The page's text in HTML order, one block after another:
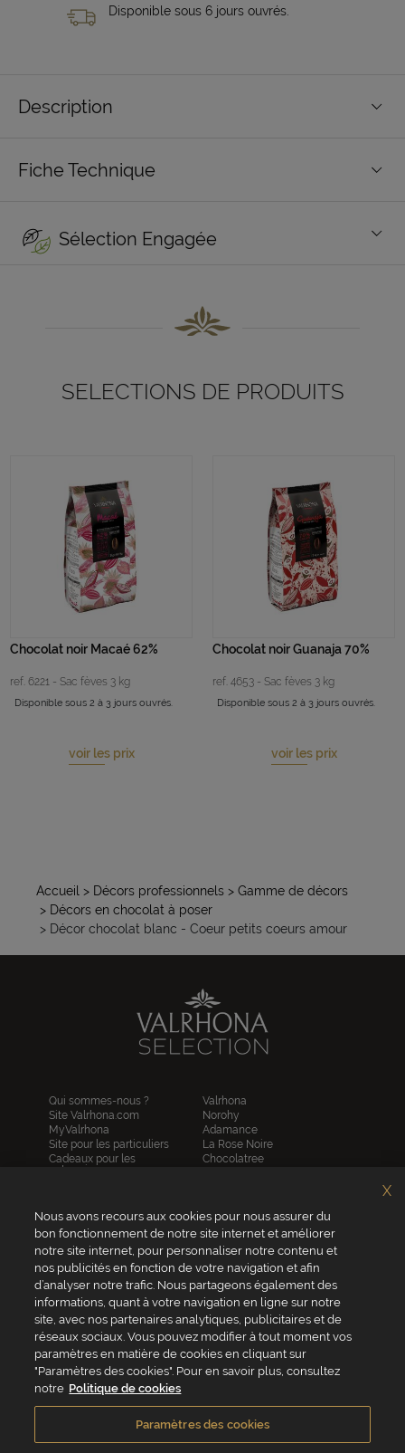
Disponible sous 6 jours ouvrés.
Description
Fiche Technique
Sélection Engagée
SELECTIONS DE PRODUITS
Chocolat noir Macaé 62%
ref. 6221 - Sac fèves 3 kg
Disponible sous 2 à 3 jours ouvrés.
voir les prix
Chocolat noir Guanaja 70%
ref. 4653 - Sac fèves 3 kg
Disponible sous 2 à 3 jours ouvrés.
voir les prix
Accueil > Décors professionnels > Gamme de décors
> Décors en chocolat à poser
> Décor chocolat blanc - Coeur petits coeurs amour
Qui sommes-nous ?
Site Valrhona.com
MyValrhona
Site pour les particuliers
Cadeaux pour les
entreprises
Contactez-nous
Valrhona
Norohy
Adamance
La Rose Noire
Chocolatree
Republica del cacao
Service client
04 75 07 51 51
Du lundi au jeudi : 8h - 18h
Le vendredi : 8h - 17h
VALRHONA FRANCE - ZA Les Fleurons - 315 Allée des Bergerons -
Conditions générales de vente Politique de cookies Vie privée
Nous avons recours aux cookies pour nous assurer du
bon fonctionnement de notre site internet et améliorer
notre site internet, pour personnaliser notre contenu et
nos publicités en fonction de votre navigation et afin
d’analyser notre trafic. Nous partageons également des
informations, quant à votre navigation en ligne sur notre
site, avec nos partenaires analytiques, publicitaires et de
réseaux sociaux. Vous pouvez modifier à tout moment vos
paramètres en matière de cookies en cliquant sur
"Paramètres des cookies". Pour en savoir plus, consultez
notre Politique de cookies
Paramètres des cookies
X